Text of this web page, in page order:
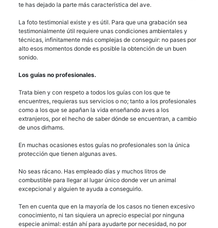
te has dejado la parte más característica del ave.
La foto testimonial existe y es útil. Para que una grabación sea
testimonialmente útil requiere unas condiciones ambientales y
técnicas, infinitamente más complejas de conseguir: no pases por
alto esos momentos donde es posible la obtención de un buen
sonido.
Los guías no profesionales.
Trata bien y con respeto a todos los guías con los que te
encuentres, requieras sus servicios o no; tanto a los profesionales
como a los que se apañan la vida enseñando aves a los
extranjeros, por el hecho de saber dónde se encuentran, a cambio
de unos dirhams.
En muchas ocasiones estos guías no profesionales son la única
protección que tienen algunas aves.
No seas rácano. Has empleado días y muchos litros de
combustible para llegar al lugar único donde ver un animal
excepcional y alguien te ayuda a conseguirlo.
Ten en cuenta que en la mayoría de los casos no tienen excesivo
conocimiento, ni tan siquiera un aprecio especial por ninguna
especie animal: están ahí para ayudarte por necesidad, no por